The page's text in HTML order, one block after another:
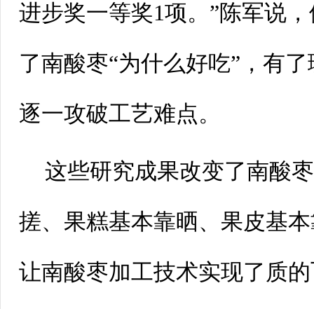
进步奖一等奖1项。”陈军说
了南酸枣“为什么好吃”，有
逐一攻破工艺难点。
这些研究成果改变了南酸
搓、果糕基本靠晒、果皮基
让南酸枣加工技术实现了质